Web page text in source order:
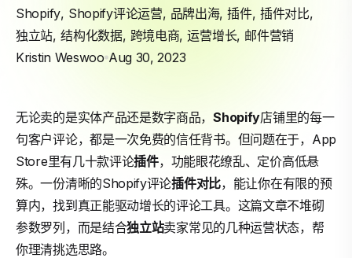
Shopify, Shopify评论运营, 品牌出海,插件, 插件对比,
独立站,结构化数据, 跨境电商,运营增长, 邮件营销
Kristin Weswoo Aug 30, 2023
无论卖的是实体产品还是数字商品，Shopify店铺里的每一
句客户评论，都是一次免费的信任背书。但问题在于，App
Store里有几十款评论插件，功能眼花缭乱、定价高低悬
殊。一份清晰的Shopify评论插件对比，能让你在有限的预
算内，找到真正能驱动增长的评论工具。这篇文章不堆砌
参数罗列，而是结合独立站卖家常见的几种运营状态，帮
你理清挑选思路。